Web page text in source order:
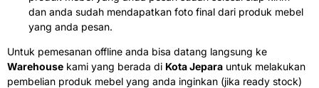
dan anda sudah mendapatkan foto final dari produk mebel
yang anda pesan.
Untuk pemesanan offline anda bisa datang langsung ke
Warehouse kami yang berada di Kota Jepara untuk melakukan
pembelian produk mebel yang anda inginkan (jika ready stock)